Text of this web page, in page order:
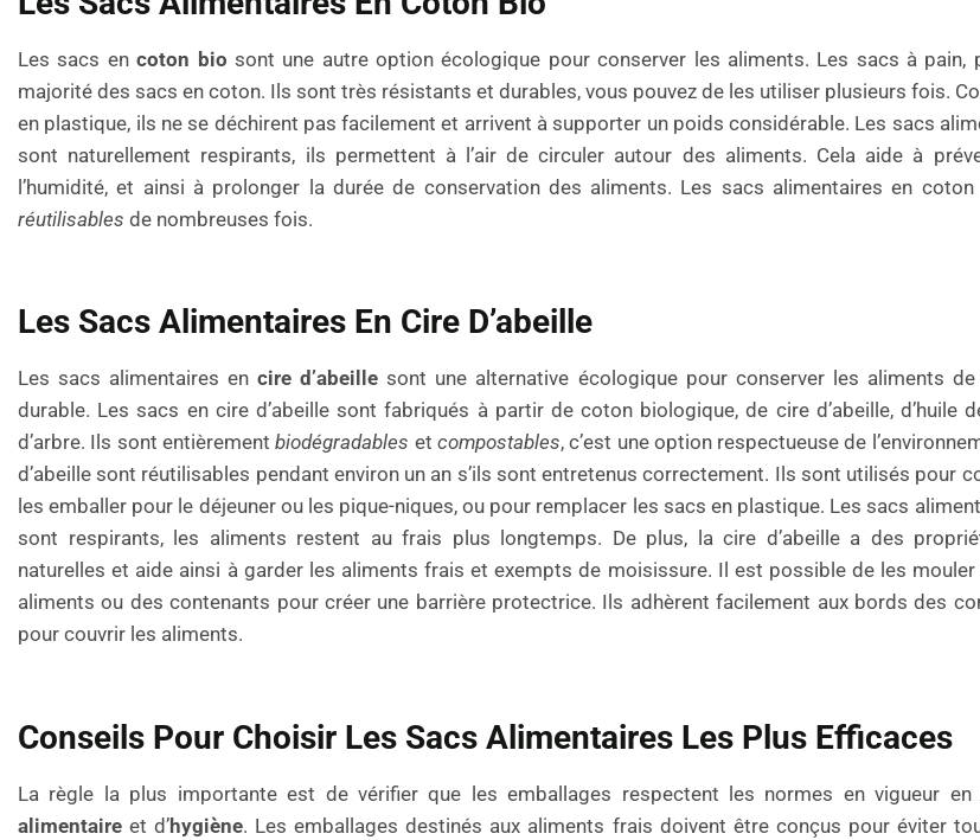
Les sacs encoton bio sont une autre option écologique pour conserver les aliments. Les sacs à pain,
majorité des sacs en coton. Ils sont très résistants et durables, vous pouvez de les utiliser plusieurs fois.
en plastique, ils ne se déchirent pas facilement et arrivent à supporter un poids considérable. Les sacs
sont naturellement respirants, ils permettent à l’air de circuler autour des aliments. Cela aide à
l’humidité, et ainsi à prolonger la durée de conservation des aliments. Les sacs alimentaires en
réutilisables de nombreuses fois.
Les Sacs Alimentaires En Cire D’abeille
Les sacs alimentaires encire d’abeille sont une alternative écologique pour conserver les aliments
durable. Les sacs en cire d’abeille sont fabriqués à partir de coton biologique, de cire d’abeille, d’huile
d’arbre. Ils sont entièrementbiodégradables et compostables, c’est une option respectueuse de
d’abeille sont réutilisables pendant environ un an s’ils sont entretenus correctement. Ils sont utilisés pour
les emballer pour le déjeuner ou les pique-niques, ou pour remplacer les sacs en plastique. Les sacs
sont respirants, les aliments restent au frais plus longtemps. De plus, la cire d’abeille a des
naturelles et aide ainsi à garder les aliments frais et exempts de moisissure. Il est possible de les
aliments ou des contenants pour créer une barrière protectrice. Ils adhèrent facilement aux bords des
pour couvrir les aliments.
Conseils Pour Choisir Les Sacs Alimentaires Les Plus Efficaces
La règle la plus importante est de vérifier que les emballages respectent les normes en vigueur en
alimentaire et d’hygiène. Les emballages destinés aux aliments frais doivent être conçus pour éviter